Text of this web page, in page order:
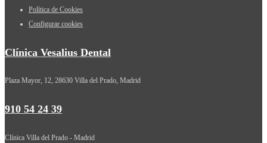
Política de Cookies
Configurar cookies
Clínica Vesalius Dental
Plaza Mayor, 12, 28630 Villa del Prado, Madrid
910 54 24 39
Clínica Villa del Prado - Madrid